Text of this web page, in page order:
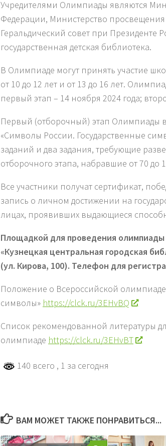
Учредителями Олимпиады являются
Федерации, Министерство
Геральдический совет при Президенте
государственная детская библиотека.
В Олимпиаде могут принять участие
от 10 до 12 лет и от 13 до 16 лет.
первый этап – 14 ноября 2024 года;
Первый (отборочный) этап Олимпиады
«Символы России. Государственные
заданий и два задания, требующие
отборочного этапа, набравшие от 70 до
Все участники получат сертификат,
запись о личном достижении на
лицах, проявивших выдающиеся
Площадкой для проведения олимпиады
«Кузнецкая центральная городская
(ул. Кирова, 100). Телефон для
Положение о Всероссийской
символы» https://clck.ru/3EHvBQ
Список рекомендованной литературы
олимпиаде https://clck.ru/3EHvBT
140 всего , 1 за сегодня
ВАМ МОЖЕТ ТАКЖЕ ПОНРАВИТЬСЯ...